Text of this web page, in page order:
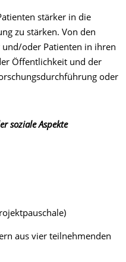
stärker in die
zu stärken. Von den
und/oder Patienten in ihren
Öffentlichkeit und der
oder
soziale Aspekte
aus vier teilnehmenden